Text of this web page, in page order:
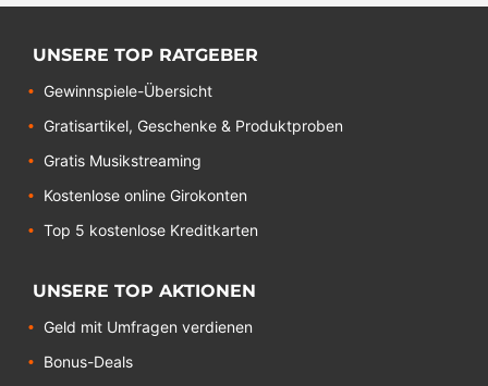
UNSERE TOP RATGEBER
Gewinnspiele-Übersicht
Gratisartikel, Geschenke & Produktproben
Gratis Musikstreaming
Kostenlose online Girokonten
Top 5 kostenlose Kreditkarten
UNSERE TOP AKTIONEN
Geld mit Umfragen verdienen
Bonus-Deals